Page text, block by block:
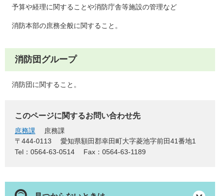
予算や経理に関することや消防庁舎等施設の管理など
消防本部の庶務全般に関すること。
消防団グループ
消防団に関すること。
このページに関するお問い合わせ先
庶務課
庶務課
〒444-0113
愛知県額田郡幸田町大字菱池字前田41番地1
Tel：0564-63-0514
Fax：0564-63-1189